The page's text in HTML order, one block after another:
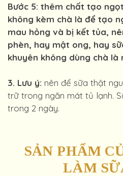
Bước 5: thêm chất tạo
không kèm chà là để tạo
mau hỏng và bị kết tủa,
phèn, hay mật ong, hay
khuyên không dùng chà là
3. Lưu ý: nên để sữa thật
trữ trong ngăn mát tủ lạnh.
trong 2 ngày.
SẢN PHẨM
LÀM